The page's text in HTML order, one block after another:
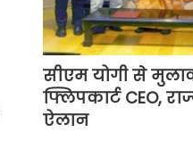
सीएम योगी से
फ्लिपकार्ट CEO,
ऐलान